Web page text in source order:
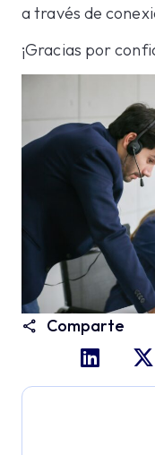
a través de
¡Gracias por
Comparte